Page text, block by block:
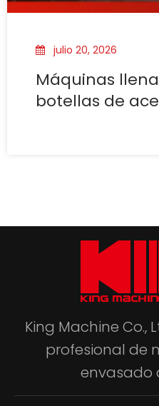
julio 20, 2026
Máquinas
botellas de
King Machine Co.,
profesional de
envasado